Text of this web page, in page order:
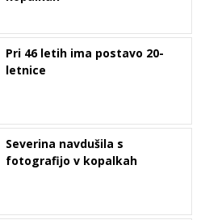
Pri 46 letih ima postavo 20-
letnice
Severina navdušila s
fotografijo v kopalkah